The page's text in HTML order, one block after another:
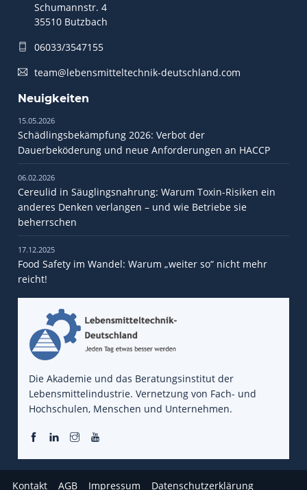
Schumannstr. 4
35510 Butzbach
06033/3547155
team@lebensmitteltechnik-deutschland.com
Neuigkeiten
15.05.2026
Schädlingsbekämpfung 2026: Verbot der
Dauerbeköderung und neue Anforderungen an HACCP
06.02.2026
Cereulid in Säuglingsnahrung: Warum Toxin-Risiken ein
anderes Denken verlangen – und wie Betriebe sie
beherrschen
17.12.2025
Food Safety im Wandel: Warum „weiter so“ nicht mehr
reicht!
Die Akademie und das Beratungsinstitut der
Lebensmittelindustrie. Vernetzung von Fach- und
Hochschulen, Menschen und Unternehmen.
Kontakt AGB Impressum Datenschutzerklärung